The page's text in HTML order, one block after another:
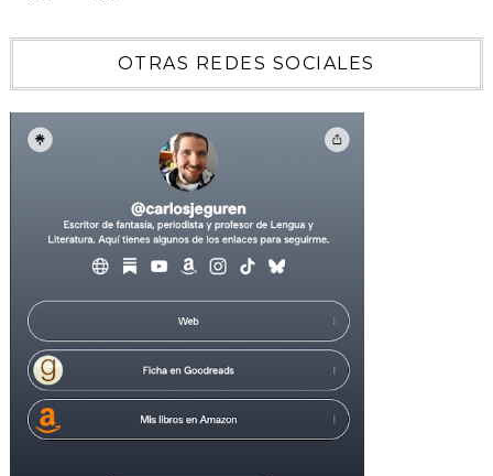
OTRAS REDES SOCIALES